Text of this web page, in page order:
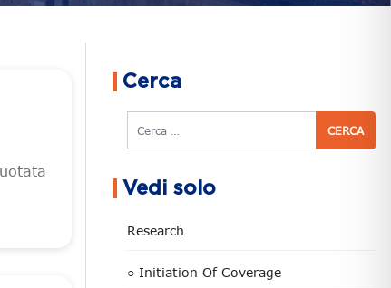
Cerca
Cerca
Vedi solo
Research
○ Initiation Of Coverage